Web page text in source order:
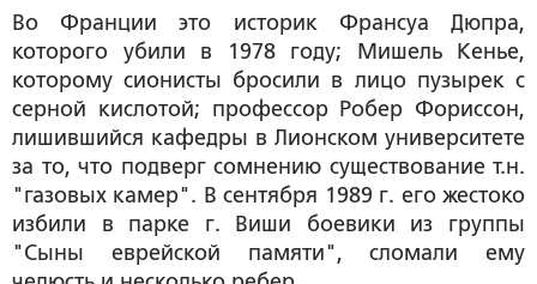
Во Франции это историк Франсуа Дюпра,
которого убили в 1978 году; Мишель Кенье,
которому сионисты бросили в лицо пузырек с
серной кислотой; профессор Робер Фориссон,
лишившийся кафедры в Лионском университете
за то, что подверг сомнению существование т.н.
"газовых камер". В сентября 1989 г. его жестоко
избили в парке г. Виши боевики из группы
"Сыны еврейской памяти", сломали ему